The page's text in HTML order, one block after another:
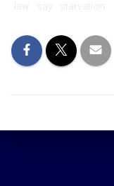
law
say starvation